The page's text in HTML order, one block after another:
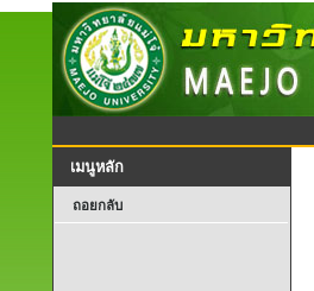
เมนูหลัก
ถอยกลับ